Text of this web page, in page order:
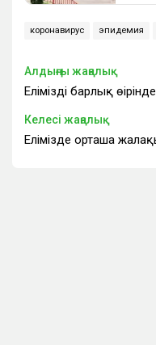
коронавирус эпидемия
Алдыңғы жаңалық
Еліміздің барлық
Келесі жаңалық
Елімізде орташа